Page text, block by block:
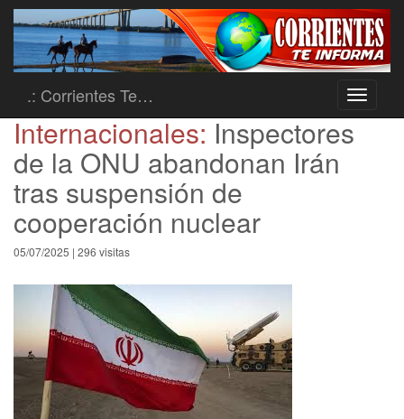
Toggle
.: Corrientes Te…
Internacionales: Inspectores
de la ONU abandonan Irán
tras suspensión de
cooperación nuclear
05/07/2025 | 296 visitas